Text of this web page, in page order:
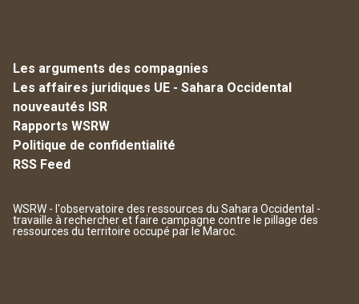
Les arguments des compagnies
Les affaires juridiques UE - Sahara Occidental
nouveautés ISR
Rapports WSRW
Politique de confidentialité
RSS Feed
WSRW - l'observatoire des ressources du Sahara Occidental -
travaille à rechercher et faire campagne contre le pillage des
ressources du territoire occupé par le Maroc.